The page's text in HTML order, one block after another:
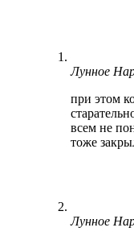
Лунное
при этом
всем не
тоже
Лунное